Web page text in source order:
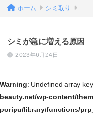
ホーム シミ取り
シミが急に増える原因
2023年6月24日
Warning: Undefined array
beauty.net/wp-content/
poripu/library/functions/